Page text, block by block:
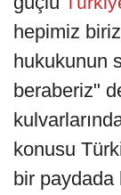
hepimiz
hukukunun
beraberiz"
konusu
bir paydada